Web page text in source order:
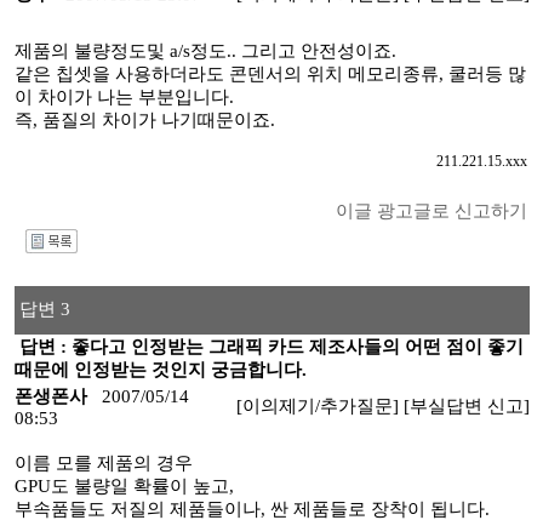
제품의 불량정도및 a/s정도.. 그리고 안전성이죠.
같은 칩셋을 사용하더라도 콘덴서의 위치 메모리종류, 쿨러등 많
이 차이가 나는 부분입니다.
즉, 품질의 차이가 나기때문이죠.
211.221.15.xxx
이글 광고글로 신고하기
답변 3
답변 : 좋다고 인정받는 그래픽 카드 제조사들의 어떤 점이 좋기
때문에 인정받는 것인지 궁금합니다.
폰생폰사
2007/05/14
08:53
[이의제기/추가질문] [부실답변 신고]
이름 모를 제품의 경우
GPU도 불량일 확률이 높고,
부속품들도 저질의 제품들이나, 싼 제품들로 장착이 됩니다.